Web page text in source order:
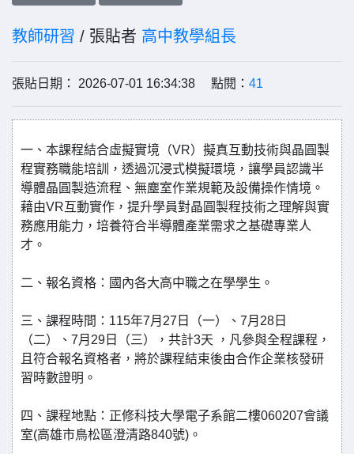
教師研習 / 張貼者 高中教學組長
張貼日期： 2026-07-01 16:34:38 點閱： 41
一、本課程結合虛擬實境（VR）擬真互動技術與晶圓製
程實務職能培訓，透過沉浸式模擬環境，讓學員認識半
導體晶圓製造流程、無塵室作業規範及設備操作情境。
藉由VR互動實作，提升學員對晶圓製程技術之理解與實
務應用能力，培養符合半導體產業需求之基礎專業人
才。
二、報名資格：國內各大高中職之在學學生。
三、課程時間：115年7月27日（一）、7月28日
（二）、7月29日（三），共計3天 ，凡參與全程課程，
且符合報名資格者，將於課程結束後由合作企業核發研
習時數證明。
四、課程地點：正修科技大學電子系館二樓060207會議
室(高雄市鳥松區澄清路840號)。